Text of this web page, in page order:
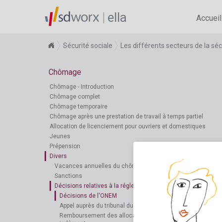
ella Accueil
Sécurité sociale Les différents secteurs de la
Chômage
Chômage - Introduction
Chômage complet
Chômage temporaire
Chômage après une prestation de travail à temps partiel
Allocation de licenciement pour ouvriers et domestiques
Jeunes
Prépension
Divers
Vacances annuelles du chômeur
Sanctions
Décisions relatives à la réglementation du chômage
Décisions de l'ONEM
Appel auprès du tribunal du travail
Remboursement des allocations de chômage versées